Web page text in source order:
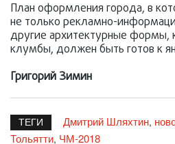
План оформления города, в
не только рекламно-
другие архитектурные формы,
клумбы, должен быть готов к
Григорий Зимин
ТЕГИ Дмитрий Шляхтин,
Тольятти, ЧМ-2018